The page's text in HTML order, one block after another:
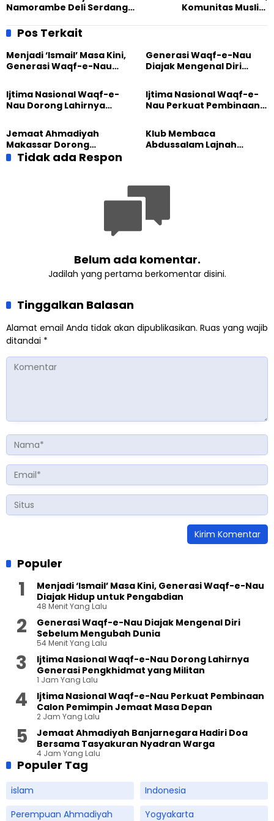
Namorambe Deli Serdang
Semangati Anak-Anak Rajin
Mengaji
Komunitas Muslim
50 Kota
Pos Terkait
Menjadi ‘Ismail’ Masa Kini,
Generasi Waqf-e-Nau
Pengabdian
Generasi Waqf-e-Nau
Diajak Mengenal Diri
Dunia
Ijtima Nasional Waqf-e-
Nau Dorong Lahirnya
Ijtima Nasional Waqf-e-
Nau Perkuat Pembinaan
Masa Depan
Jemaat Ahmadiyah
Makassar Dorong
Kesadaran Lingkungan
Lewat Edukasi Ekoteologi
Klub Membaca
Abdussalam Lajnah
Tidak ada Respon
Belum ada komentar.
Jadilah yang pertama berkomentar disini.
Tinggalkan Balasan
Alamat email Anda tidak akan dipublikasikan. Ruas yang wajib
ditandai *
Populer
Menjadi ‘Ismail’ Masa Kini, Generasi Waqf-e-Nau
Diajak Hidup untuk Pengabdian
48 Menit Yang Lalu
Generasi Waqf-e-Nau Diajak Mengenal Diri
Sebelum Mengubah Dunia
54 Menit Yang Lalu
Ijtima Nasional Waqf-e-Nau Dorong Lahirnya
Generasi Pengkhidmat yang Militan
1 Jam Yang Lalu
Ijtima Nasional Waqf-e-Nau Perkuat Pembinaan
Calon Pemimpin Jemaat Masa Depan
2 Jam Yang Lalu
Jemaat Ahmadiyah Banjarnegara Hadiri Doa
Bersama Tasyakuran Nyadran Warga
4 Jam Yang Lalu
Populer Tag
islam
Indonesia
Perempuan Ahmadiyah
Yogyakarta